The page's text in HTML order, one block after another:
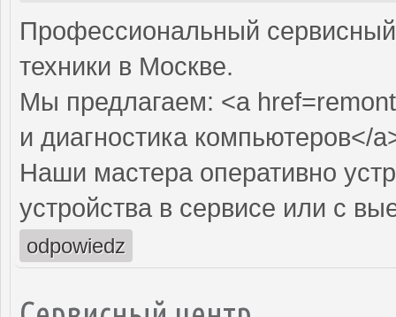
Профессиональный
техники в Москве.
Мы предлагаем: <a
и диагностика компьютеров</
Наши мастера оперативно
устройства в сервисе или с
odpowiedz